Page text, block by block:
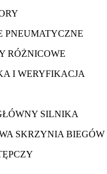
PNEUMATYCZNE
RÓŻNICOWE
I WERYFIKACJA
SILNIKA
SKRZYNIA BIEGÓW